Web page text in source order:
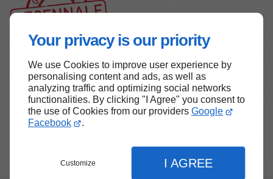
Your privacy is our priority
We use Cookies to improve user experience by
personalising content and ads, as well as
analyzing traffic and optimizing social networks
functionalities. By clicking "I Agree" you consent to
the use of Cookies from our providers Google
Facebook
.
Customize I AGREE
Haut de page